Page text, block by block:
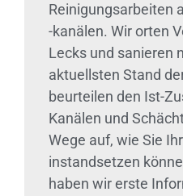
Reinigungsarbeiten
-kanälen. Wir orten
Lecks und sanieren
aktuellsten Stand
beurteilen den Ist-
Kanälen und
Wege auf, wie Sie
instandsetzen
haben wir erste